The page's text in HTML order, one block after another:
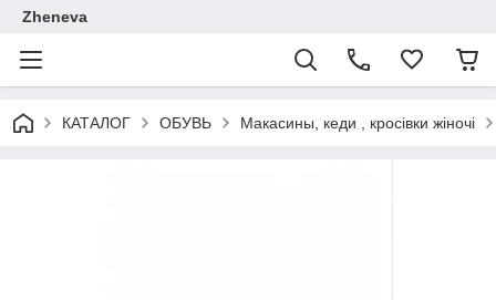
Zheneva
КАТАЛОГ ОБУВЬ Макасины, кеди , кросівки жіночі